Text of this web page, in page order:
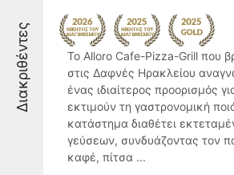
Διακριθέντες
Το Alloro Cafe-Pizza-Grill που
στις Δαφνές Ηρακλείου
ένας ιδιαίτερος προορισμός
εκτιμούν τη γαστρονομική
κατάστημα διαθέτει
γεύσεων, συνδυάζοντας τον
καφέ, πίτσα ...